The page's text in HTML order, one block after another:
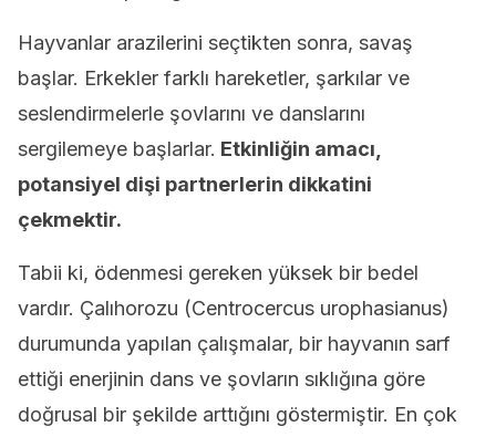
Hayvanlar arazilerini seçtikten sonra, savaş
başlar. Erkekler farklı hareketler, şarkılar ve
seslendirmelerle şovlarını ve danslarını
sergilemeye başlarlar. Etkinliğin amacı,
potansiyel dişi partnerlerin dikkatini
çekmektir.
Tabii ki, ödenmesi gereken yüksek bir bedel
vardır. Çalıhorozu (Centrocercus urophasianus)
durumunda yapılan çalışmalar, bir hayvanın sarf
ettiği enerjinin dans ve şovların sıklığına göre
doğrusal bir şekilde arttığını göstermiştir. En çok